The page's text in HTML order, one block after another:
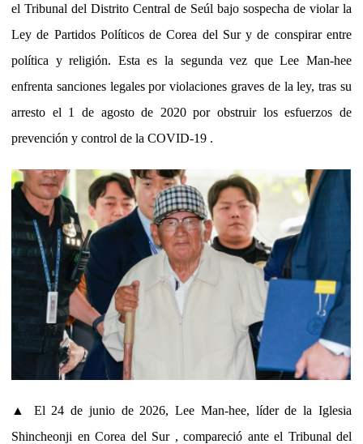
el Tribunal del Distrito Central de Seúl bajo sospecha de violar la
Ley de Partidos Políticos de Corea del Sur y de conspirar entre
política y religión. Esta es la segunda vez que Lee Man-hee
enfrenta sanciones legales por violaciones graves de la ley, tras su
arresto el 1 de agosto de 2020 por obstruir los esfuerzos de
prevención y control de la COVID-19 .
▲ El 24 de junio de 2026, Lee Man-hee, líder de la Iglesia
Shincheonji en Corea del Sur , compareció ante el Tribunal del